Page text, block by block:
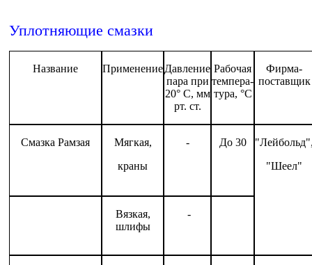
Уплотняющие смазки
Название ПрименениеДавление
пара при
20° С, мм
рт. ст.
Рабочая
темпера­
тура, °С
Фирма-
поставщик
Смазка Рамзая
Мягкая,
краны
- До 30
"Шеел"
Вязкая,
шлифы
-